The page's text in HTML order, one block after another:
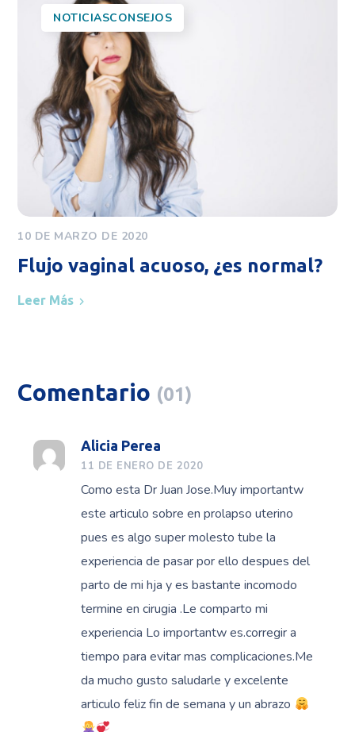
NOTICIASCONSEJOS
10 DE MARZO DE 2020
Flujo vaginal acuoso, ¿es normal?
Leer Más
Comentario (01)
Alicia Perea
11 DE ENERO DE 2020
Como esta Dr Juan Jose.Muy importantw
este articulo sobre en prolapso uterino
pues es algo super molesto tube la
experiencia de pasar por ello despues del
parto de mi hja y es bastante incomodo
termine en cirugia .Le comparto mi
experiencia Lo importantw es.corregir a
tiempo para evitar mas complicaciones.Me
da mucho gusto saludarle y excelente
articulo feliz fin de semana y un abrazo